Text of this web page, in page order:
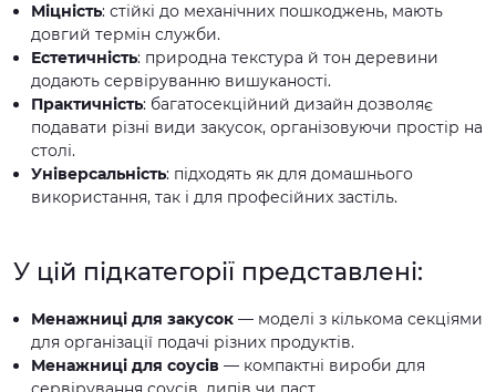
Міцність: стійкі до механічних пошкоджень, мають
довгий термін служби.
Естетичність: природна текстура й тон деревини
додають сервіруванню вишуканості.
Практичність: багатосекційний дизайн дозволяє
подавати різні види закусок, організовуючи простір на
столі.
Універсальність: підходять як для домашнього
використання, так і для професійних застіль.
У цій підкатегорії представлені:
Менажниці для закусок — моделі з кількома секціями
для організації подачі різних продуктів.
Менажниці для соусів — компактні вироби для